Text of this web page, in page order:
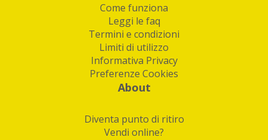
Come funziona
Leggi le faq
Termini e condizioni
Limiti di utilizzo
Informativa Privacy
Preferenze Cookies
About
Diventa punto di ritiro
Vendi online?